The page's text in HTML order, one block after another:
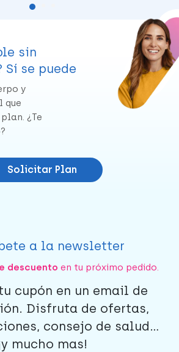
sin
se puede
y
que
¿Te
Solicitar Plan
a la newsletter
descuento en tu próximo pedido.
cupón en un email de
Disfruta de ofertas,
consejo de salud...
mucho mas!